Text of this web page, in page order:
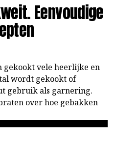
Eenvoudige
gekookt vele heerlijke en
wordt gekookt of
gebruik als garnering.
over hoe gebakken